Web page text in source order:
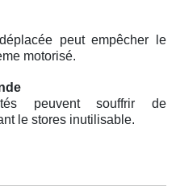
peut empêcher le
motorisé.
peuvent souffrir de
le stores inutilisable.